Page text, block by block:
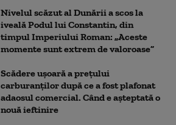
Nivelul scăzut al Dunării a scos la
iveală Podul lui Constantin, din
timpul Imperiului Roman: „Aceste
momente sunt extrem de valoroase”
Scădere ușoară a prețului
carburanților după ce a fost plafonat
adaosul comercial. Când e așteptată o
nouă ieftinire